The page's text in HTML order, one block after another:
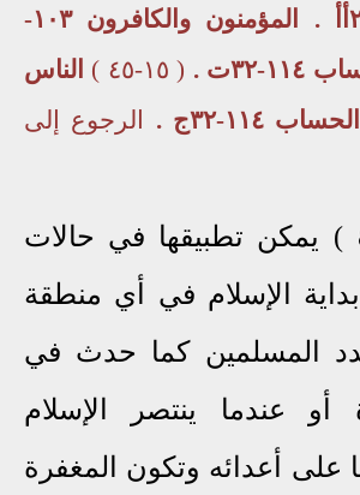
الكافرين ٦٢-٢٢أأ . المؤمنون والكافرون ١٠٣-
( ١٥-٤٥ )
الناس
الرجوع إلى
الآية ( ١٤-٤٥ ) يمكن تطبيقها في حالات
الإسلام في أي منطقة
المسلمين كما حدث في
أو عندما ينتصر الإسلام
على أعدائه وتكون المغفرة